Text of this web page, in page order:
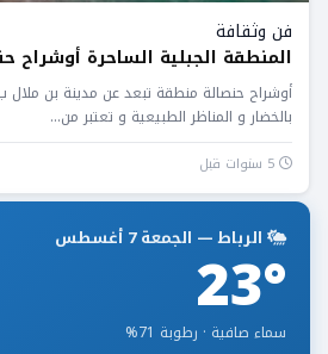
فن وثقافة
المنطقة الجبلية الساحرة أوشراح
بالخضار و المناظر الطبيعية و تعتبر من...
الرباط — الجمعة 7 أغسطس
23°
سماء صافية · رطوبة 71%